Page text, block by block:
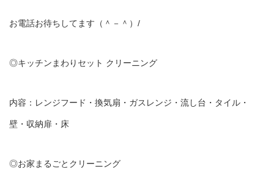
お電話お待ちしてます（＾－＾）/
◎キッチンまわりセット クリーニング
内容：レンジフード・換気扇・ガスレンジ・流し台・タイル・
壁・収納扉・床
◎お家まるごとクリーニング